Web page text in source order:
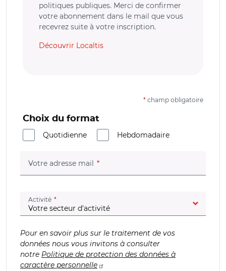
politiques publiques. Merci de confirmer
votre abonnement dans le mail que vous
recevrez suite à votre inscription.
Découvrir Localtis
* champ obligatoire
Choix du format
Quotidienne
Hebdomadaire
Votre adresse mail (champ obligatoire)
Activité (champ obligatoire)
Pour en savoir plus sur le traitement de vos
données nous vous invitons à consulter
notre Politique de protection des données à
caractère personnelle